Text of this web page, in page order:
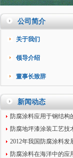
公司简介
关于我们
领导介绍
董事长致辞
新闻动态
防腐涂料应用于钢结构
防腐地坪漆涂装工艺技
2012年我国防腐涂料发
防腐涂料在海洋中的应